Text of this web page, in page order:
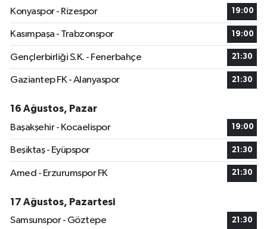
Konyaspor - Rizespor
19:00
Kasımpaşa - Trabzonspor 19:00
Gençlerbirliği S.K. - Fenerbahçe 21:30
Gaziantep FK - Alanyaspor 21:30
16 Ağustos, Pazar
Başakşehir - Kocaelispor
19:00
Beşiktaş - Eyüpspor 21:30
Amed - Erzurumspor FK 21:30
17 Ağustos, Pazartesi
Samsunspor - Göztepe
21:30